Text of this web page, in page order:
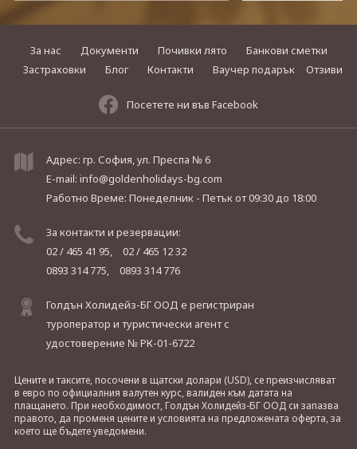
За нас Документи Почивки лято
Банкови сметки
Застраховки
Блог Контакти Ваучер подарък Отзиви
Посетете ни във Facebook
Адрес: гр. София, ул. Преспа № 6
E-mail: info@goldenholidays-bg.com
Работно Време: Понеделник - Петъкот 09:30 до 18:00
За контакти и резервации:
02 / 465 41 95,
02 / 465 12 32
0893 314 775,
0893 314 776
Голдън Холидейз-БГ ООД е регистриран
туроператор и туристически агент с
удостоверение № РК-01-6722
Цените и таксите, посочени в щатски долари (USD), се преизчисляват
в евро по официалния валутен курс, валиден към датата на
плащането. При необходимост, Голдън Холидейз-БГ ООД си запазва
правото, да променя цените и условията на предложената оферта, за
което ще бъдете уведомени.